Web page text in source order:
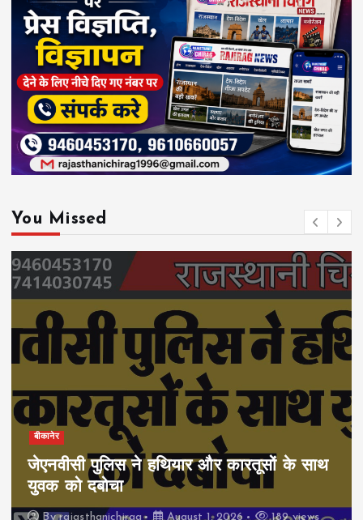
You Missed
बीकानेर
जेएनवीसी पुलिस ने हथियार और कारतूसों के साथ
युवक को दबोचा
Byrajasthanichirag August 1, 2026 189 views